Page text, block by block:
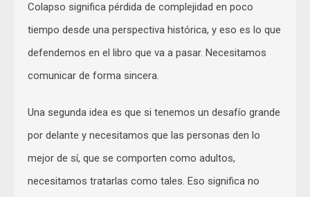
Colapso significa pérdida de complejidad en poco
tiempo desde una perspectiva histórica, y eso es lo que
defendemos en el libro que va a pasar. Necesitamos
comunicar de forma sincera.
Una segunda idea es que si tenemos un desafío grande
por delante y necesitamos que las personas den lo
mejor de sí, que se comporten como adultos,
necesitamos tratarlas como tales. Eso significa no